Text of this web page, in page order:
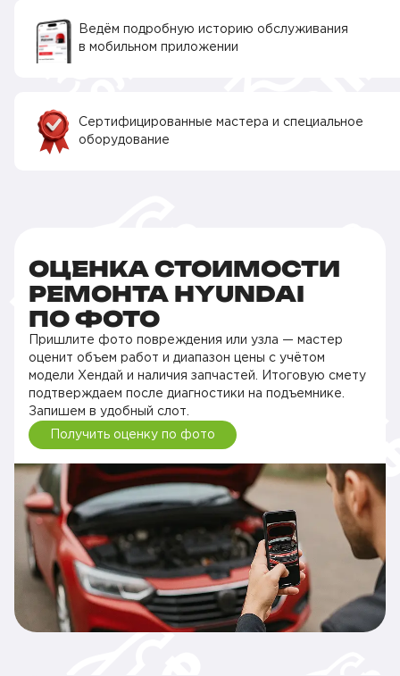
Ведём подробную историю обслуживания
в мобильном приложении
Сертифицированные мастера и специальное
оборудование
ОЦЕНКА СТОИМОСТИ
РЕМОНТА HYUNDAI
ПО ФОТО
Пришлите фото повреждения или узла — мастер
оценит объем работ и диапазон цены с учётом
модели Хендай и наличия запчастей. Итоговую смету
подтверждаем после диагностики на подъемнике.
Запишем в удобный слот.
Получить оценку по фото